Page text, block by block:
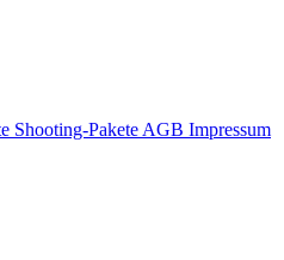
Shooting-Pakete AGB Impressum